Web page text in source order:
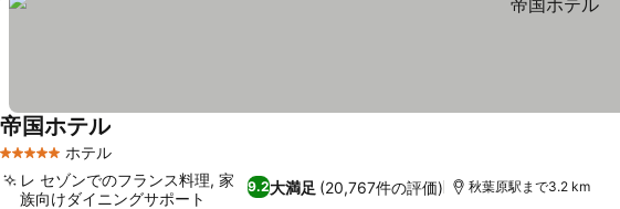
5 ホテルのランク
ホテル
帝国ホテル
9.2大満足 (20,767件の評価)
レ セゾンでのフランス料理, 家
族向けダイニングサポート
秋葉原駅まで3.2 km